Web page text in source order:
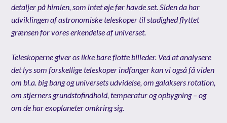
detaljer på himlen, som intet øje før havde set. Siden da har
udviklingen af astronomiske teleskoper til stadighed flyttet
grænsen for vores erkendelse af universet.
Teleskoperne giver os ikke bare flotte billeder. Ved at analysere
det lys som forskellige teleskoper indfanger kan vi også få viden
om bl.a. big bang og universets udvidelse, om galaksers rotation,
om stjerners grundstofindhold, temperatur og opbygning – og
om de har exoplaneter omkring sig.